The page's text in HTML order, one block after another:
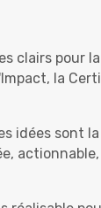
clairs pour
la
idées sont